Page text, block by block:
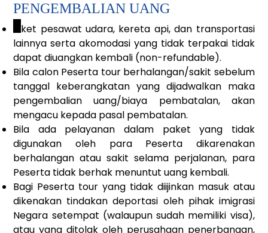
PENGEMBALIAN UANG
Tiket pesawat udara, kereta api, dan transportasi
lainnya serta akomodasi yang tidak terpakai tidak
dapat diuangkan kembali (non-refundable).
Bila calon Peserta tour berhalangan/sakit sebelum
tanggal keberangkatan yang dijadwalkan maka
pengembalian uang/biaya pembatalan, akan
mengacu kepada pasal pembatalan.
Bila ada pelayanan dalam paket yang tidak
digunakan oleh para Peserta dikarenakan
berhalangan atau sakit selama perjalanan, para
Peserta tidak berhak menuntut uang kembali.
Bagi Peserta tour yang tidak diijinkan masuk atau
dikenakan tindakan deportasi oleh pihak imigrasi
Negara setempat (walaupun sudah memiliki visa),
atau yang ditolak oleh perusahaan penerbangan,